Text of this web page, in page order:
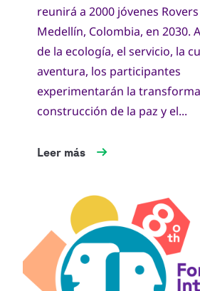
reunirá a 2000 jóvenes
Medellín, Colombia, en 2030.
de la ecología, el servicio, la
aventura, los participantes
experimentarán la
construcción de la paz y el...
Leer más